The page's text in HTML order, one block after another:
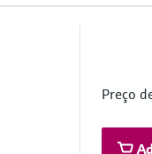
Preço